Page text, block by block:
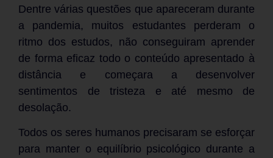
Dentre várias questões que apareceram durante
a pandemia, muitos estudantes perderam o
ritmo dos estudos, não conseguiram aprender
de forma eficaz todo o conteúdo apresentado à
distância e começara a desenvolver
sentimentos de tristeza e até mesmo de
desolação.
Todos os seres humanos precisaram se esforçar
para manter o equilíbrio psicológico durante a